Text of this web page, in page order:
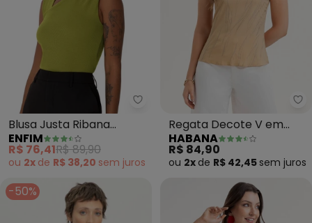
Enfim - Blusa Justa Ribana
Blusa Justa Ribana
Comfort (Verde
Pistache)
ENFIM
R$ 76,41R$ 89,90
ou 2x de R$ 38,20 sem juros
Regata Decote V em
Misturinha (Bege)
HABANA
R$ 84,90
ou 2x de R$ 42,45 sem juros
-50%